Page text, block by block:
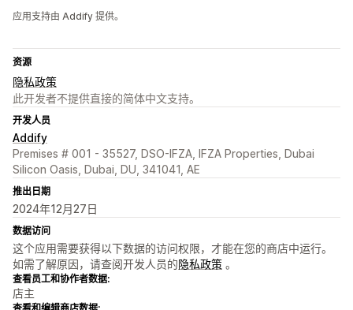
应用支持由 Addify 提供。
资源
隐私政策
此开发者不提供直接的简体中文支持。
开发人员
Addify
Premises # 001 - 35527, DSO-IFZA, IFZA Properties, Dubai
Silicon Oasis, Dubai, DU, 341041, AE
推出日期
2024年12月27日
数据访问
这个应用需要获得以下数据的访问权限，才能在您的商店中运行。
如需了解原因，请查阅开发人员的隐私政策 。
查看员工和协作者数据:
店主